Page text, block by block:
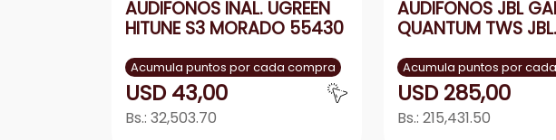
AUDIFONOS INAL. UGREEN
HITUNE S3 MORADO 55430
Acumula puntos por cada compra
USD 43,00
Bs.: 32,503.70
AUDIFONOS JBL
QUANTUM TWS JBL
Acumula puntos por
USD 285,00
Bs.: 215,431.50